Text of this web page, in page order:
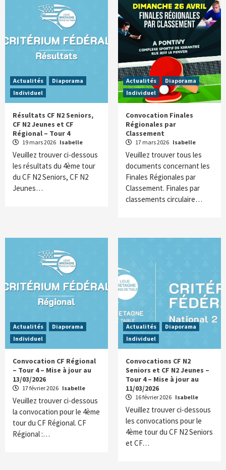
Actualités
Diaporama
Individuel
Résultats CF N2 Seniors,
CF N2 Jeunes et CF
Régional – Tour 4
19 mars 2026 Isabelle
Veuillez trouver ci-dessous
les résultats du 4ème tour
du CF N2 Seniors, CF N2
Jeunes…
Actualités
Diaporama
Individuel
Convocation Finales
Régionales par
Classement
17 mars 2026 Isabelle
Veuillez trouver tous les
documents concernant les
Finales Régionales par
Classement. Finales par
classements circulaire…
Actualités
Diaporama
Individuel
Convocation CF Régional
– Tour 4 – Mise à jour au
13/03/2026
17 février 2026 Isabelle
Veuillez trouver ci-dessous
la convocation pour le 4ème
tour du CF Régional. CF
Régional :…
Actualités
Diaporama
Individuel
Convocations CF N2
Seniors et CF N2 Jeunes –
Tour 4 – Mise à jour au
11/03/2026
16 février 2026 Isabelle
Veuillez trouver ci-dessous
les convocations pour le
4ème tour du CF N2 Seniors
et CF…